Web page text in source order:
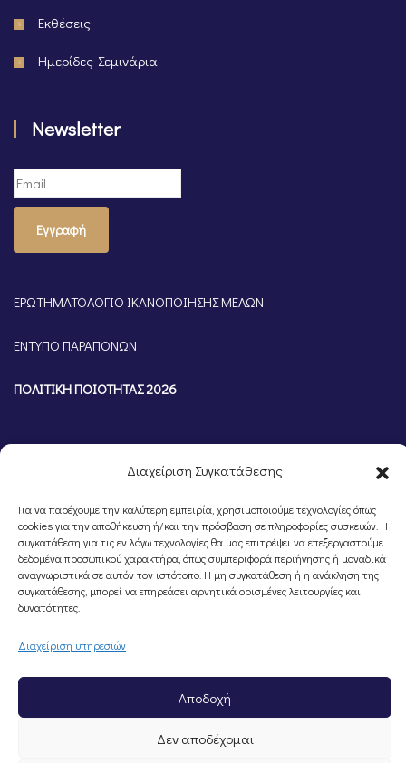
Διαχείριση Συγκατάθεσης
Για να παρέχουμε την καλύτερη εμπειρία, χρησιμοποιούμε τεχνολογίες όπως
cookies για την αποθήκευση ή/και την πρόσβαση σε πληροφορίες συσκευών. Η
συγκατάθεση για τις εν λόγω τεχνολογίες θα μας επιτρέψει να επεξεργαστούμε
δεδομένα προσωπικού χαρακτήρα, όπως συμπεριφορά περιήγησης ή μοναδικά
αναγνωριστικά σε αυτόν τον ιστότοπο. Η μη συγκατάθεση ή η ανάκληση της
συγκατάθεσης, μπορεί να επηρεάσει αρνητικά ορισμένες λειτουργίες και
δυνατότητες.
Διαχείριση υπηρεσιών
Αποδοχή
Δεν αποδέχομαι
Εκθέσεις
Ημερίδες-Σεμινάρια
Newsletter
Εγγραφή
ΕΡΩΤΗΜΑΤΟΛΟΓΙΟ ΙΚΑΝΟΠΟΙΗΣΗΣ ΜΕΛΩΝ
ΕΝΤΥΠΟ ΠΑΡΑΠΟΝΩΝ
ΠΟΛΙΤΙΚΗ ΠΟΙΟΤΗΤΑΣ 2026
©Portal Επιμελητηρίου Ημαθίας, Powered byKnowledge A.E.